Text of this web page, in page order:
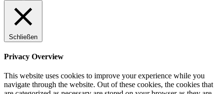
Schließen
Privacy Overview
This website uses cookies to improve your experience while you
navigate through the website. Out of these cookies, the cookies that